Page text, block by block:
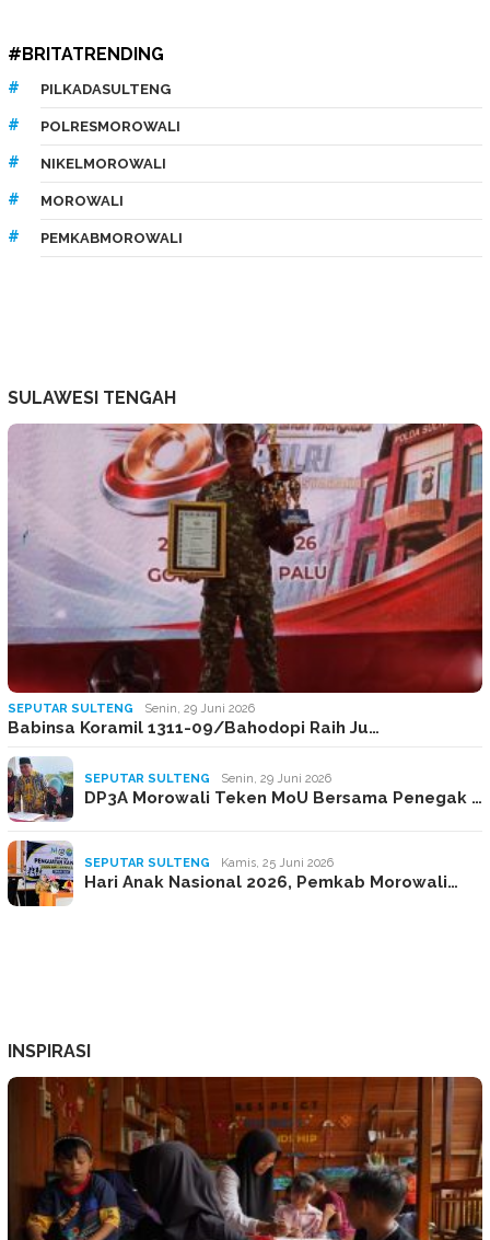
#BRITATRENDING
PILKADASULTENG
POLRESMOROWALI
NIKELMOROWALI
MOROWALI
PEMKABMOROWALI
SULAWESI TENGAH
SEPUTAR SULTENG Senin, 29 Juni 2026
Babinsa Koramil 1311-09/Bahodopi Raih Ju…
SEPUTAR SULTENG Senin, 29 Juni 2026
DP3A Morowali Teken MoU Bersama Penegak …
SEPUTAR SULTENG Kamis, 25 Juni 2026
Hari Anak Nasional 2026, Pemkab Morowali…
INSPIRASI